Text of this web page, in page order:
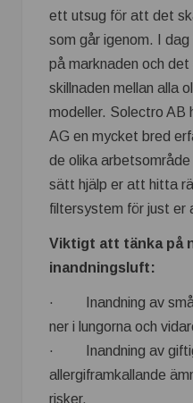
ett utsug för att det
som går igenom. I
på marknaden och
skillnaden mellan alla
modeller. Solectro AB
AG en mycket bred
de olika
sätt hjälp er att hitta
filtersystem för just er
Viktigt att tänka på
inandningsluft:
· Inandning av små
ner i lungorna och
· Inandning av
allergiframkallande
risker.